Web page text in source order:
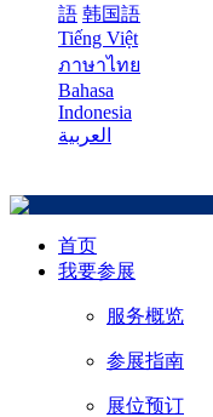
語 韩国語
Tiếng Việt
ภาษาไทย
Bahasa
Indonesia
العربية
首页
我要参展
服务概览
参展指南
展位预订